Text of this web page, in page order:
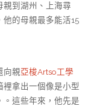
親到湖州、上海尋
的母親最多能活15
向親亞梭Artso工學
拿出一個像是小型
這些年來，他先是